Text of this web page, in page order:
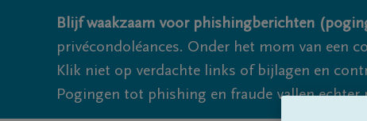
Blijf waakzaam voor phishingberichten
privécondoléances. Onder het mom van een
Klik niet op verdachte links of bijlagen en
Pogingen tot phishing en fraude vallen